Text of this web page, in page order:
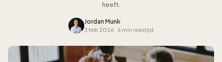
heeft.
Jordan Munk
3 feb 2026 · 6 min leestijd